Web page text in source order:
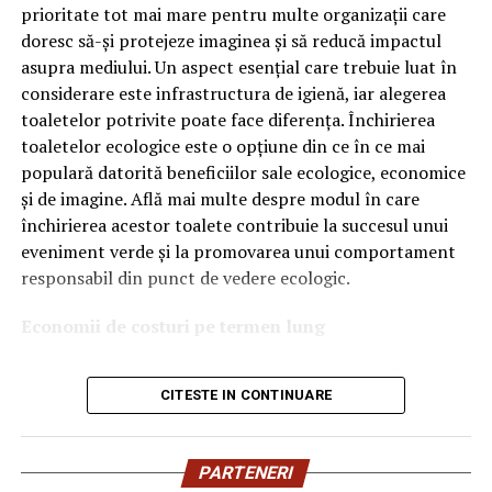
OEM.
Ce înseamnă Ravenol VMP?
DenumireaVMPidentifică o gamă de uleiuri dezvoltate
pentru motoare moderne care necesită performanțe
ridicate și compatibilitate cu numeroase specificații ale
constructorilor auto.
Acest produs este destinat în special motoarelor
moderne pe benzină și diesel, inclusiv celor echipate cu:
catalizatoare moderne;
sisteme Start-Stop.
prioritate tot mai mare pentru multe organizații care
doresc să-și protejeze imaginea și să reducă impactul
asupra mediului. Un aspect esențial care trebuie luat în
considerare este infrastructura de igienă, iar alegerea
toaletelor potrivite poate face diferența. Închirierea
toaletelor ecologice este o opțiune din ce în ce mai
populară datorită beneficiilor sale ecologice, economice
și de imagine. Află mai multe despre modul în care
închirierea acestor toalete contribuie la succesul unui
eveniment verde și la promovarea unui comportament
responsabil din punct de vedere ecologic.
Economii de costuri pe termen lung
Unul dintre cele mai mari avantaje ale activității
închiriere toalete ecologiceeste economia de costuri.
termen lung, aceasta este o opțiune mai rentabilă decât
construirea unei infrastructuri permanente de toalete.
CITESTE IN CONTINUARE
PARTENERI